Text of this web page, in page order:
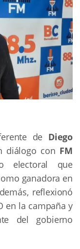
de Diego
diálogo con FM
electoral que
ganadora en
reflexionó
en la campaña y
del gobierno